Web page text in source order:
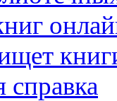
справка